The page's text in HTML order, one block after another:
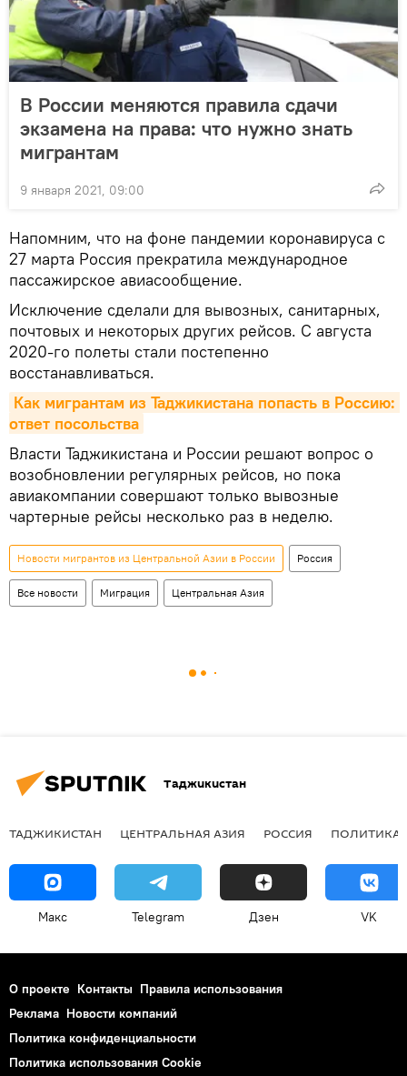
В России меняются правила сдачи
экзамена на права: что нужно знать
мигрантам
9 января 2021, 09:00
Напомним, что на фоне пандемии коронавируса с
27 марта Россия прекратила международное
пассажирское авиасообщение.
Исключение сделали для вывозных, санитарных,
почтовых и некоторых других рейсов. С августа
2020-го полеты стали постепенно
восстанавливаться.
Как мигрантам из Таджикистана попасть в Россию:
ответ посольства
Власти Таджикистана и России решают вопрос о
возобновлении регулярных рейсов, но пока
авиакомпании совершают только вывозные
чартерные рейсы несколько раз в неделю.
Новости мигрантов из Центральной Азии в России Россия
Все новости Миграция Центральная Азия
Таджикистан
ТАДЖИКИСТАН ЦЕНТРАЛЬНАЯ АЗИЯ РОССИЯ ПОЛИТИКА
Макс Telegram Дзен VK
О проекте Контакты Правила использования
Реклама Новости компаний
Политика конфиденциальности
Политика использования Cookie